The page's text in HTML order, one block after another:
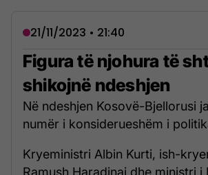
21/11/2023 • 21:40
Figura të njohura të
shikojnë ndeshjen
Në ndeshjen Kosovë-Bjellorusi
numër i konsiderueshëm i
Kryeministri Albin Kurti, ish-
Ramush Haradinaj dhe ministri i